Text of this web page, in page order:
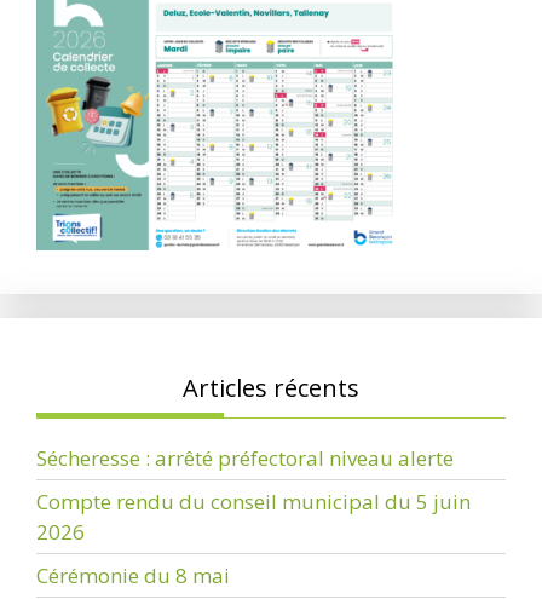
Articles récents
Sécheresse : arrêté préfectoral niveau alerte
Compte rendu du conseil municipal du 5 juin
2026
Cérémonie du 8 mai